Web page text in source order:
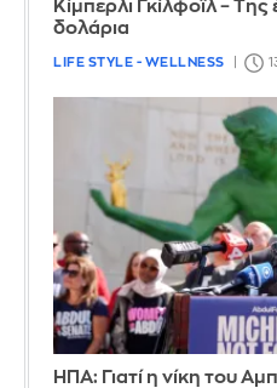
Κίμπερλι Γκίλφοϊλ –
δολάρια
LIFE STYLE - WELLNESS
ΗΠΑ: Γιατί η νίκη του